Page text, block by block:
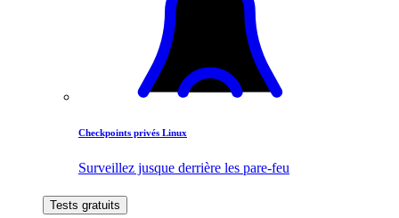
Checkpoints privés Linux
Surveillez jusque derrière les pare-feu
Tests gratuits